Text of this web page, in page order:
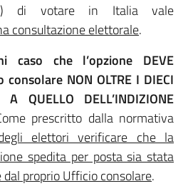
di votare in Italia vale
consultazione elettorale.
caso che l’opzione DEVE
consolare NON OLTRE I DIECI
A QUELLO DELL’INDIZIONE
prescritto dalla normativa
elettori verificare che la
spedita per posta sia stata
proprio Ufficio consolare.